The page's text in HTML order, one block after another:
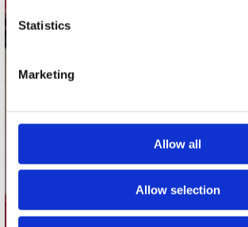
Statistics
Marketing
Allow all
Allow selection
Record Mania Amsterdam
Plato Groningen
Plato Utrecht